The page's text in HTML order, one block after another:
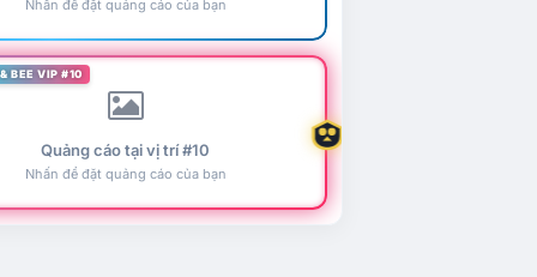
Nhấn để đặt quảng cáo của bạn
BEE VIP #10
Quảng cáo tại vị trí #10
Nhấn để đặt quảng cáo của bạn